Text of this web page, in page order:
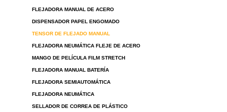
FLEJADORA MANUAL DE ACERO
DISPENSADOR PAPEL ENGOMADO
TENSOR DE FLEJADO MANUAL
FLEJADORA NEUMÁTICA FLEJE DE ACERO
MANGO DE PELÍCULA FILM STRETCH
FLEJADORA MANUAL BATERÍA
FLEJADORA SEMIAUTOMÁTICA
FLEJADORA NEUMÁTICA
SELLADOR DE CORREA DE PLÁSTICO